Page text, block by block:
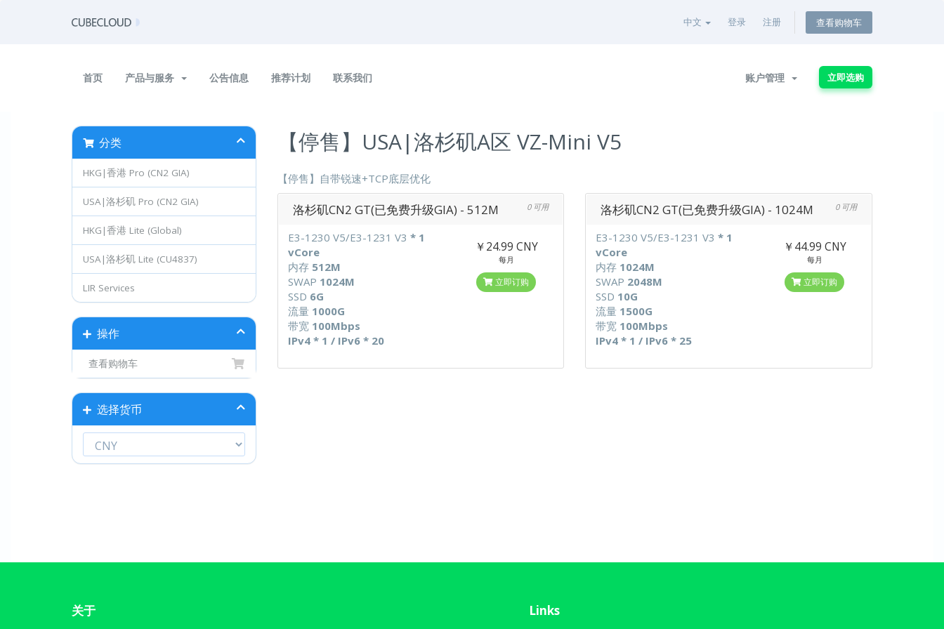
中文 登录 注册 查看购物车
首页 产品与服务 公告信息 推荐计划 联系我们 账户管理 立即选购
分类
HKG|香港 Pro (CN2 GIA)
USA|洛杉矶 Pro (CN2 GIA)
HKG|香港 Lite (Global)
USA|洛杉矶 Lite (CU4837)
LIR Services
操作
查看购物车
选择货币
【停售】USA|洛杉矶A区 VZ-Mini V5
【停售】自带锐速+TCP底层优化
洛杉矶CN2 GT(已免费升级GIA) - 512M 0 可用
E3-1230 V5/E3-1231 V3 * 1
vCore
内存 512M
SWAP 1024M
SSD 6G
流量 1000G
带宽 100Mbps
IPv4 * 1 / IPv6 * 20
￥24.99 CNY
每月
立即订购
洛杉矶CN2 GT(已免费升级GIA) - 1024M 0 可用
E3-1230 V5/E3-1231 V3* 1
vCore
内存 1024M
SWAP 2048M
SSD 10G
流量 1500G
带宽 100Mbps
IPv4 * 1 / IPv6 * 25
￥44.99 CNY
每月
立即订购
关于 Links